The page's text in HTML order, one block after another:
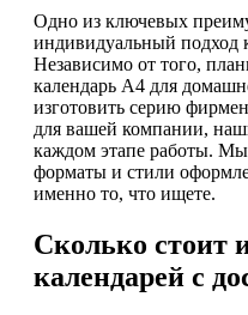
Одно из ключевых
индивидуальный подход
Независимо от того,
календарь А4 для
изготовить серию
для вашей компании,
каждом этапе работы.
форматы и стили
именно то, что ищете.
Сколько стоит
календарей с